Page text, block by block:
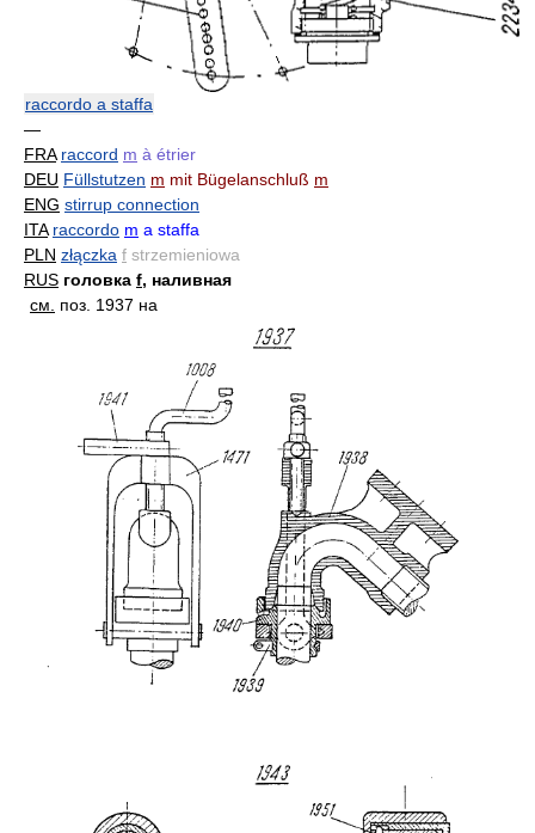
raccordo a staffa
—
FRA raccord m à étrier
DEU Füllstutzen m mit Bügelanschluß m
ENG stirrup connection
ITA raccordo m a staffa
PLN złączka f strzemieniowa
RUS головка f, наливная
см.
поз. 1937 на